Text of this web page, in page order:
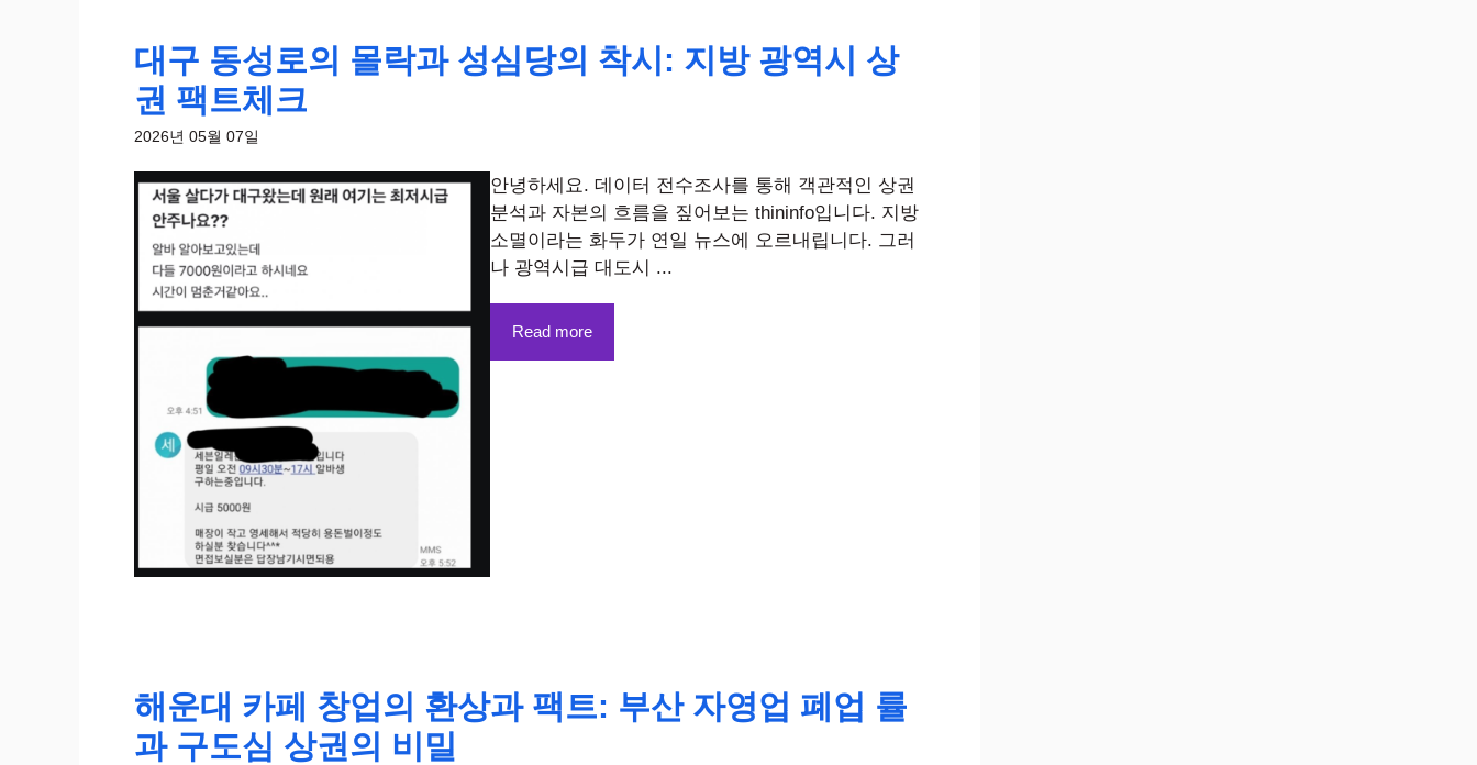
대구 동성로의 몰락과 성심당의 착시: 지방 광역시 상
권 팩트체크
2026년 05월 07일
안녕하세요. 데이터 전수조사를 통해 객관적인 상권
분석과 자본의 흐름을 짚어보는 thininfo입니다. 지방
소멸이라는 화두가 연일 뉴스에 오르내립니다. 그러
나 광역시급 대도시 ...
Read more
해운대 카페 창업의 환상과 팩트: 부산 자영업 폐업 률
과 구도심 상권의 비밀